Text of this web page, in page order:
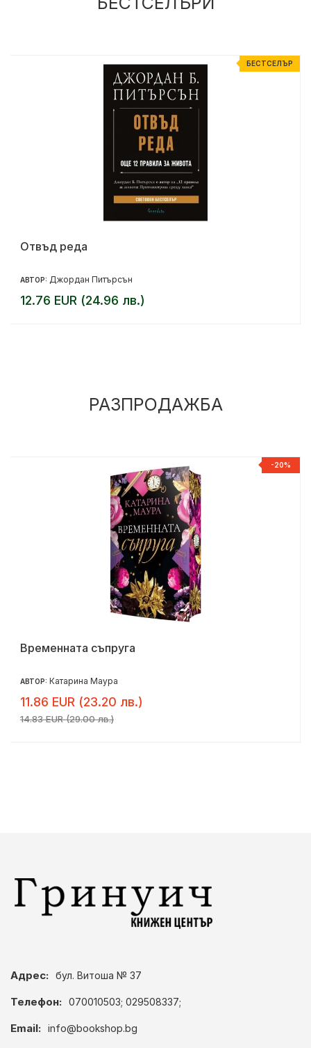
БЕСТСЕЛЪР
Отвъд реда
АВТОР: Джордан Питърсън
12.76 EUR (24.96 лв.)
РАЗПРОДАЖБА
-20%
Временната съпруга
АВТОР: Катарина Маура
11.86 EUR (23.20 лв.)
14.83 EUR (29.00 лв.)
Адрес: бул. Витоша № 37
Телефон: 070010503; 029508337;
Email: info@bookshop.bg